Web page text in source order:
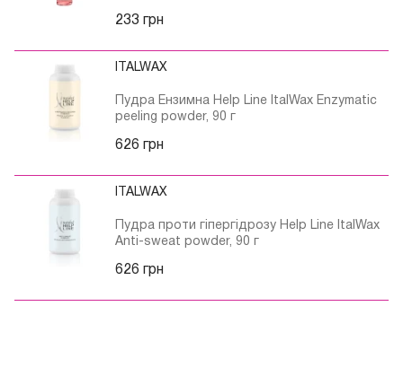
233 грн
ITALWAX
Пудра Ензимна Help Line ItalWax Enzymatic
peeling powder, 90 г
626 грн
ITALWAX
Пудра проти гіпергідрозу Help Line ItalWax
Anti-sweat powder, 90 г
626 грн